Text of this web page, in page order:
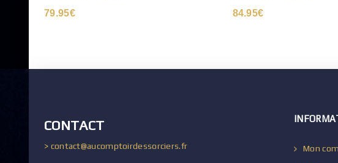
79.95€
84.95€
CONTACT
> contact@aucomptoirdessorciers.fr Mon